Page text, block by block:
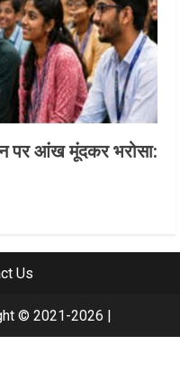
पर आंख मूंदकर भरोसा:
Us
© 2021-2026 |